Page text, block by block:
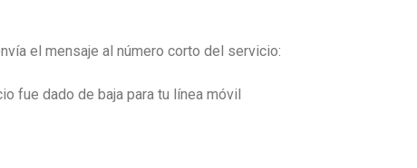
el mensaje al número corto del servicio:
fue dado de baja para tu línea móvil